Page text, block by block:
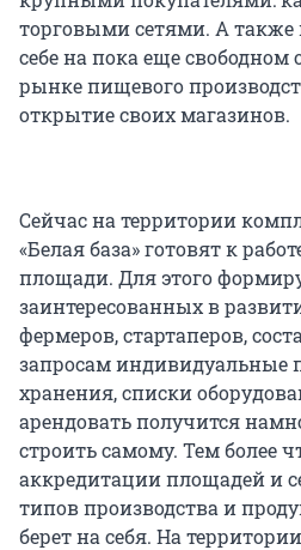
торговыми сетями. А также
себе на пока еще свободном
рынке пищевого
открытие своих магазинов.
Сейчас на территории
«Белая база» готовят к
площади. Для этого
заинтересованных в
фермеров, стартаперов,
запросам индивидуальные
хранения, списки
арендовать получится
строить самому. Тем более
аккредитации площадей и
типов производства и
берет на себя. На